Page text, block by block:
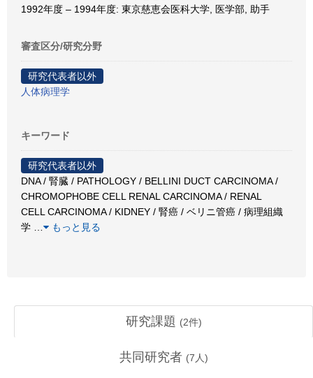
1992年度 – 1994年度: 東京慈恵会医科大学, 医学部, 助手
審査区分/研究分野
研究代表者以外
人体病理学
キーワード
研究代表者以外
DNA / 腎臓 / PATHOLOGY / BELLINI DUCT CARCINOMA /
CHROMOPHOBE CELL RENAL CARCINOMA / RENAL
CELL CARCINOMA / KIDNEY / 腎癌 / ベリニ管癌 / 病理組織
学
もっと見る
研究課題 (2件)
共同研究者 (7 人)